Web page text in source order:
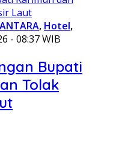
, Hotel,
- 08:37 WIB
Bupati
Tolak